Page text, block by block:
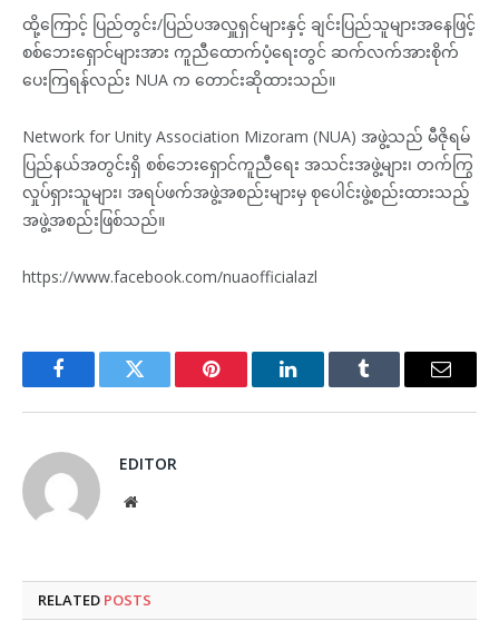
ထို့ကြောင့် ပြည်တွင်း/ပြည်ပအလှူရှင်များနှင့် ချင်းပြည်သူများအနေဖြင့်
စစ်ဘေးရှောင်များအား ကူညီထောက်ပံ့ရေးတွင် ဆက်လက်အားစိုက်
ပေးကြရန်လည်း NUA က တောင်းဆိုထားသည်။
Network for Unity Association Mizoram (NUA) အဖွဲ့သည် မီဇိုရမ်
ပြည်နယ်အတွင်းရှိ စစ်ဘေးရှောင်ကူညီရေး အသင်းအဖွဲ့များ၊ တက်ကြွ
လှုပ်ရှားသူများ၊ အရပ်ဖက်အဖွဲ့အစည်းများမှ စုပေါင်းဖွဲ့စည်းထားသည့်
အဖွဲ့အစည်းဖြစ်သည်။
https://www.facebook.com/nuaofficialazl
FacebookTwitter Pinterest LinkedInTumblr Email
EDITOR
Website
RELATED POSTS